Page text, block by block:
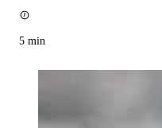
5 min